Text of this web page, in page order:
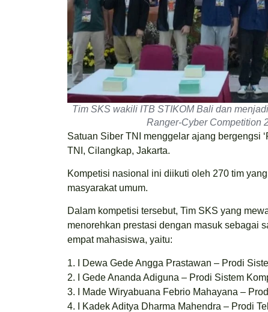
Tim SKS wakili ITB STIKOM Bali dan
Ranger-Cyber Competition
Satuan Siber TNI menggelar ajang bergengsi
TNI, Cilangkap, Jakarta.
Kompetisi nasional ini diikuti oleh 270 tim
masyarakat umum.
Dalam kompetisi tersebut, Tim SKS yang
menorehkan prestasi dengan masuk sebagai
empat mahasiswa, yaitu:
1. I Dewa Gede Angga Prastawan – Prodi
2. I Gede Ananda Adiguna – Prodi Sistem
3. I Made Wiryabuana Febrio Mahayana –
4. I Kadek Aditya Dharma Mahendra – Prodi